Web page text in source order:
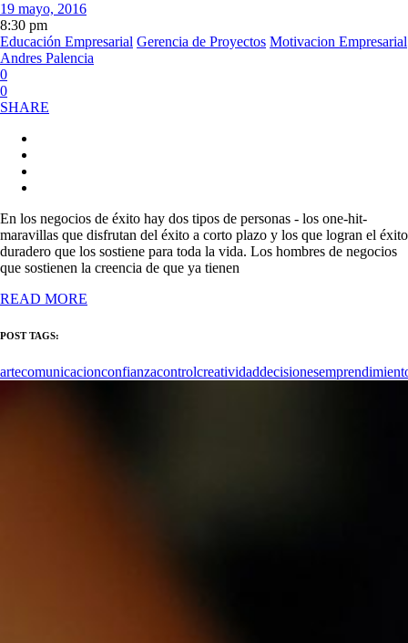
19 mayo, 2016
8:30 pm
Educación Empresarial Gerencia de Proyectos Motivacion Empresarial
Andres Palencia
0
0
SHARE
En los negocios de éxito hay dos tipos de personas - los one-hit-
maravillas que disfrutan del éxito a corto plazo y los que logran el éxito
duradero que los sostiene para toda la vida. Los hombres de negocios
que sostienen la creencia de que ya tienen
READ MORE
POST TAGS:
artecomunicacionconfianzacontrolcreatividaddecisiones